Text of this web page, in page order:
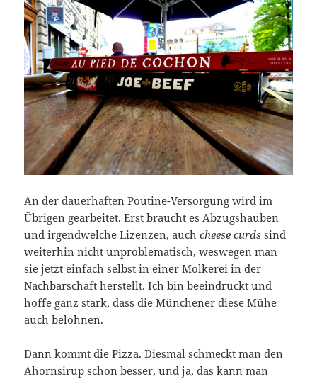
An der dauerhaften Poutine-Versorgung wird im
Übrigen gearbeitet. Erst braucht es Abzugshauben
und irgendwelche Lizenzen, auchcheese curds sind
weiterhin nicht unproblematisch, weswegen man
sie jetzt einfach selbst in einer Molkerei in der
Nachbarschaft herstellt. Ich bin beeindruckt und
hoffe ganz stark, dass die Münchener diese Mühe
auch belohnen.
Dann kommt die Pizza. Diesmal schmeckt man den
Ahornsirup schon besser, und ja, das kann man